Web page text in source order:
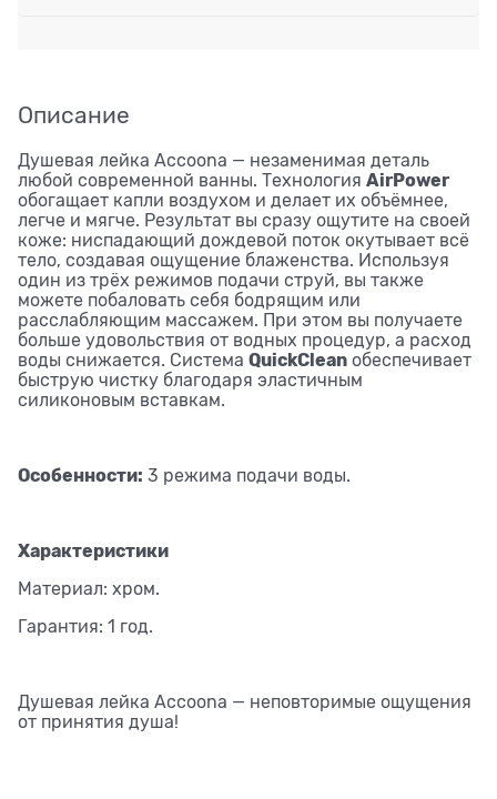
Описание
Душевая лейка Accoona — незаменимая деталь
любой современной ванны. Технология AirPower
обогащает капли воздухом и делает их объёмнее,
легче и мягче. Результат вы сразу ощутите на своей
коже: ниспадающий дождевой поток окутывает всё
тело, создавая ощущение блаженства. Используя
один из трёх режимов подачи струй, вы также
можете побаловать себя бодрящим или
расслабляющим массажем. При этом вы получаете
больше удовольствия от водных процедур, а расход
воды снижается. Система QuickClean обеспечивает
быструю чистку благодаря эластичным
силиконовым вставкам.
Особенности: 3 режима подачи воды.
Характеристики
Материал: хром.
Гарантия: 1 год.
Душевая лейка Accoona — неповторимые ощущения
от принятия душа!